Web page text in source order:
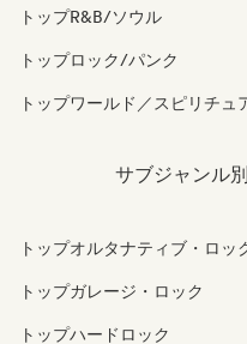
トップR&B/ソウル
トップロック/パンク
トップワールド／スピリチュ
サブジャンル
トップオルタナティブ・ロッ
トップガレージ・ロック
トップハードロック